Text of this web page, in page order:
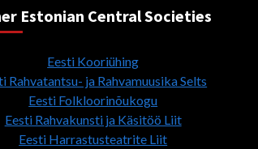
Estonian Central Societies
Eesti Kooriühing
Rahvatantsu- ja Rahvamuusika Selts
Eesti Folkloorinõukogu
Eesti Rahvakunsti ja Käsitöö Liit
Eesti Harrastusteatrite Liit